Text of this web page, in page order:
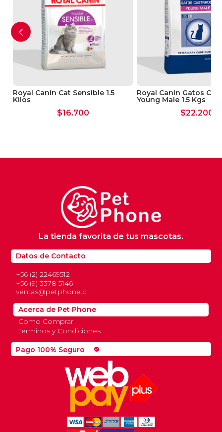
Royal Canin Cat Sensible 1.5
Kilos
$16.700
Royal Canin Gatos
Young Male 1.5 Kgs
$22.200
Pago 100% Seguro check_circle
Datos de Contacto
+56 (2) 22469512
+56 (9) 3378 5146
ventas@petphone.cl
La tienda favorita de tus mascotas.
Acerca de Pet Phone
Como Comprar
Terminos y Condiciones